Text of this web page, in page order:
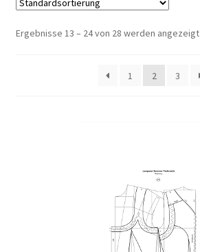
Ergebnisse 13 – 24 von 28 werden angezeigt
1 2 3